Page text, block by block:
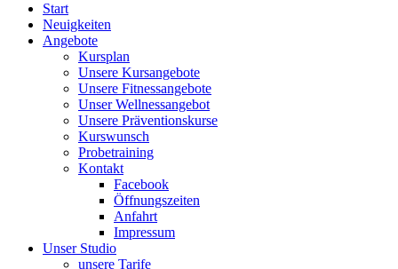
Start
Neuigkeiten
Angebote
Kursplan
Unsere Kursangebote
Unsere Fitnessangebote
Unser Wellnessangebot
Unsere Präventionskurse
Kurswunsch
Probetraining
Kontakt
Facebook
Öffnungszeiten
Anfahrt
Impressum
Unser Studio
unsere Tarife